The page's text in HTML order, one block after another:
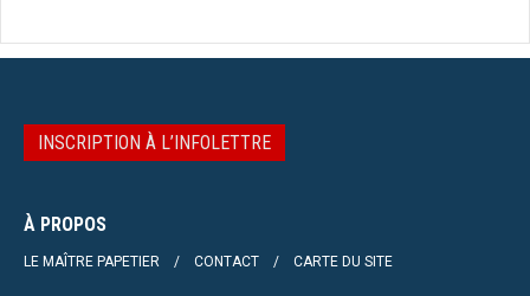
INSCRIPTION À L’INFOLETTRE
À PROPOS
LE MAÎTRE PAPETIER CONTACT CARTE DU SITE